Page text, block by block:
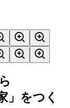
」をつく